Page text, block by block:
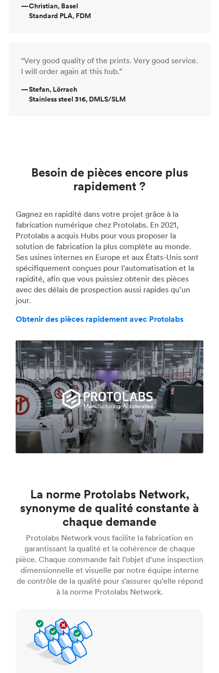
—Christian, Basel
Standard PLA, FDM
“Very good quality of the prints. Very good service.
I will order again at this hub.”
—Stefan, Lörrach
Stainless steel 316, DMLS/SLM
Besoin de pièces encore plus
rapidement ?
Gagnez en rapidité dans votre projet grâce à la
fabrication numérique chez Protolabs. En 2021,
Protolabs a acquis Hubs pour vous proposer la
solution de fabrication la plus complète au monde.
Ses usines internes en Europe et aux États-Unis sont
spécifiquement conçues pour l’automatisation et la
rapidité, afin que vous puissiez obtenir des pièces
avec des délais de prospection aussi rapides qu’un
jour.
Obtenir des pièces rapidement avec Protolabs
La norme Protolabs Network,
synonyme de qualité constante à
chaque demande
Protolabs Network vous facilite la fabrication en
garantissant la qualité et la cohérence de chaque
pièce. Chaque commande fait l’objet d’une inspection
dimensionnelle et visuelle par notre équipe interne
de contrôle de la qualité pour s’assurer qu’elle répond
à la norme Protolabs Network.